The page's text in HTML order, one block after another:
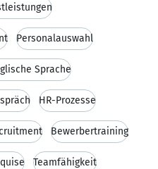
Personalauswahl
Sprache
HR-Prozesse
Bewerbertraining
Teamfähigkeit